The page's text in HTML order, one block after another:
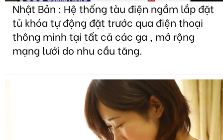
Nhật Bản : Hệ thống tàu điện ngầm lắp đặt
tủ khóa tự động đặt trước qua điện thoại
thông minh tại tất cả các ga , mở rộng
mạng lưới do nhu cầu tăng.